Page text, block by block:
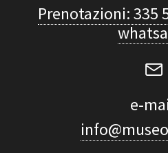
Prenotazioni: 335
e-